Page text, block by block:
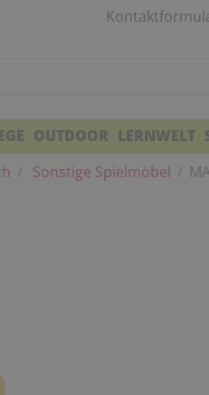
OUTDOOR LERNWELT
Sonstige Spielmöbel